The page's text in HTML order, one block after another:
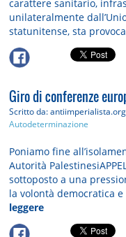
carattere sanitario,
unilateralmente
statunitense, sta
Giro di conferenze
Scritto da: antiimperialista.org
Autodeterminazione
Poniamo fine
Autorità
sottoposto a una
la volontà democratica
leggere